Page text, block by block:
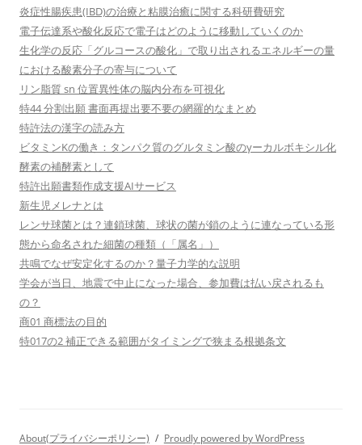
炎症性腸疾患(IBD)の治療と粘膜治癒に関する科研費研究
電子伝達系や酸化反応で電子はどのように移動していくのか
生化学の反応「グルコースの酸化」で取り出されるエネルギーの量
における酸素分子の寄与について
リン脂質 sn 位置異性体の脳内分布を可視化
特44 分割出願 書面再提出要不要の網羅的なまとめ
特許法の漢字の読み方
ビタミンKの働き：タンパク質のグルタミン酸のγーカルボキシル化
酵素の補酵素として
特許出願書類作成支援AIサービス
新生児メレナとは
レンサ球菌とは？連鎖球菌、球状の菌が鎖のように連なっている形
態から命名された細菌の種類（「属名」）
共鳴でなぜ安定化するのか？量子力学的な説明
学会が当日、地震で中止になった場合、参加費は払い戻されるも
の？
商01 商標法の目的
特017の2 補正できる範囲がタイミングで狭まる根拠条文
About(プライバシーポリシー) Proudly powered by WordPress